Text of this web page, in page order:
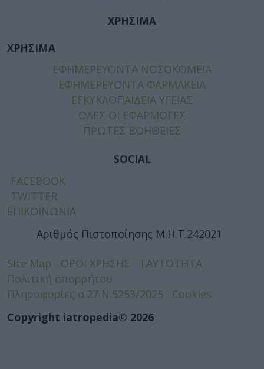
ΧΡΗΣΙΜΑ
ΧΡΗΣΙΜΑ
ΕΦΗΜΕΡΕΥΟΝΤΑ ΝΟΣΟΚΟΜΕΙΑ
ΕΦΗΜΕΡΕΥΟΝΤΑ ΦΑΡΜΑΚΕΙΑ
ΕΓΚΥΚΛΟΠΑΙΔΕΙΑ ΥΓΕΙΑΣ
ΟΛΕΣ ΟΙ ΕΦΑΡΜΟΓΕΣ
ΠΡΩΤΕΣ ΒΟΗΘΕΙΕΣ
SOCIAL
FACEBOOK
TWITTER
ΕΠΙΚΟΙΝΩΝΙΑ
Αριθμός Πιστοποίησης Μ.Η.Τ.242021
Site Map ΟΡΟΙ ΧΡΗΣΗΣ
ΤΑΥΤΟΤΗΤΑ
Πολιτική απορρήτου
Πληροφορίες α.27 Ν.5253/2025
Cookies
Copyright iatropedia© 2026